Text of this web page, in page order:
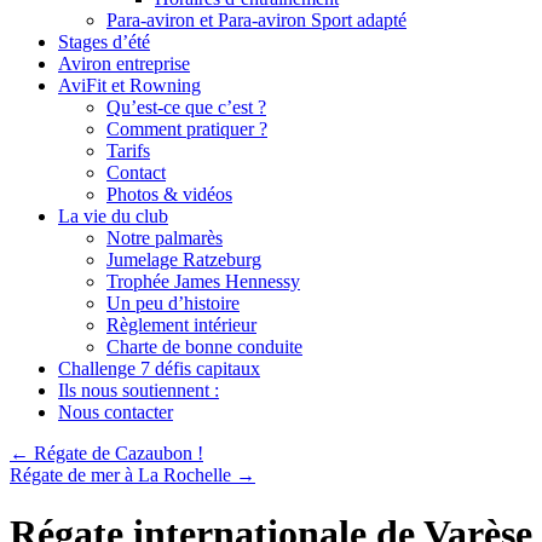
Para-aviron et Para-aviron Sport adapté
Stages d’été
Aviron entreprise
AviFit et Rowning
Qu’est-ce que c’est ?
Comment pratiquer ?
Tarifs
Contact
Photos & vidéos
La vie du club
Notre palmarès
Jumelage Ratzeburg
Trophée James Hennessy
Un peu d’histoire
Règlement intérieur
Charte de bonne conduite
Challenge 7 défis capitaux
Ils nous soutiennent :
Nous contacter
← Régate de Cazaubon !
Régate de mer à La Rochelle →